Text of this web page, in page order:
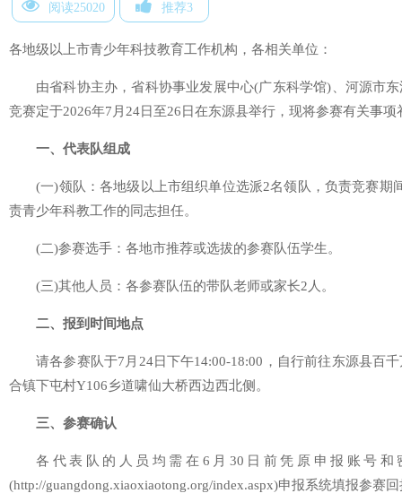
阅读25020 推荐3
各地级以上市青少年科技教育工作机构，各相关单位：
由省科协主办，省科协事业发展中心(广东科学馆)、河源市
竞赛定于2026年7月24日至26日在东源县举行，现将参赛有关事项
一、代表队组成
(一)领队：各地级以上市组织单位选派2名领队，负责竞赛
责青少年科教工作的同志担任。
(二)参赛选手：各地市推荐或选拔的参赛队伍学生。
(三)其他人员：各参赛队伍的带队老师或家长2人。
二、报到时间地点
请各参赛队于7月24日下午14:00-18:00，自行前往东源县百
合镇下屯村Y106乡道啸仙大桥西边西北侧。
三、参赛确认
各代表队的人员均需在6月30日前凭原申报账号
(http://guangdong.xiaoxiaotong.org/index.aspx)申报系统填报参赛